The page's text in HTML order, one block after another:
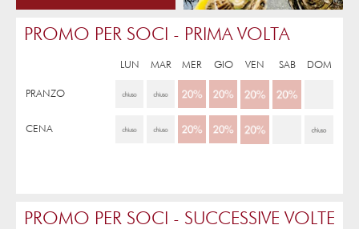
PROMO PER SOCI - PRIMA VOLTA
LUN MAR MER GIO VEN SAB DOM
PRANZO
CENA
PROMO PER SOCI - SUCCESSIVE VOLTE